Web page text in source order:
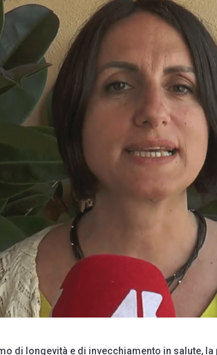
di longevità e di invecchiamento in salute,